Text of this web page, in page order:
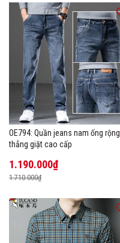
OE794: Quần jeans nam ống rộng
thẳng giặt cao cấp
1.190.000₫
1.710.000₫